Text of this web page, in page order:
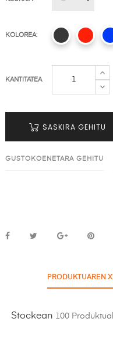
KOLOREA:
KANTITATEA
SASKIRA GEHITU
GUSTOKOENETARA GEHITU
PRODUKTUAREN
Stockean 100